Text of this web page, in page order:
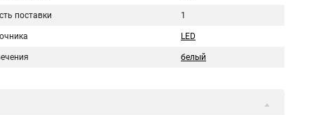
поставки 1
LED
белый